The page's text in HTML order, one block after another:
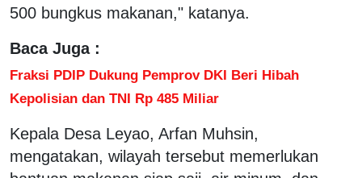
500 bungkus makanan," katanya.
Baca Juga :
Fraksi PDIP Dukung Pemprov DKI Beri Hibah
Kepolisian dan TNI Rp 485 Miliar
Kepala Desa Leyao, Arfan Muhsin,
mengatakan, wilayah tersebut memerlukan